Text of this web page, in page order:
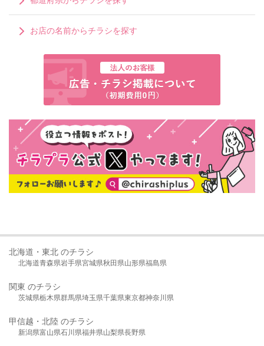
お店の名前からチラシを探す
北海道・東北 のチラシ
北海道青森県岩手県宮城県秋田県山形県福島県
関東 のチラシ
茨城県栃木県群馬県埼玉県千葉県東京都神奈川県
甲信越・北陸 のチラシ
新潟県富山県石川県福井県山梨県長野県